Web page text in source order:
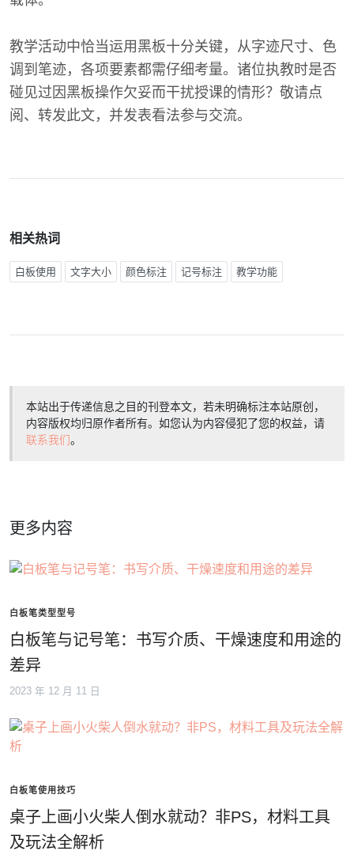
教学活动中恰当运用黑板十分关键，从字迹尺寸、色
调到笔迹，各项要素都需仔细考量。诸位执教时是否
碰见过因黑板操作欠妥而干扰授课的情形？敬请点
阅、转发此文，并发表看法参与交流。
相关热词
白板使用 文字大小 颜色标注 记号标注 教学功能
本站出于传递信息之目的刊登本文，若未明确标注本站原创，
内容版权均归原作者所有。如您认为内容侵犯了您的权益，请
联系我们。
更多内容
白板笔类型型号
白板笔与记号笔：书写介质、干燥速度和用途的
差异
2023 年 12 月 11 日
白板笔使用技巧
桌子上画小火柴人倒水就动？非PS，材料工具
及玩法全解析